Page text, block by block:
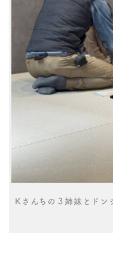
Kさんちの３姉妹とドン